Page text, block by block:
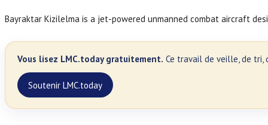
Bayraktar Kizilelma is a jet-powered unmanned combat aircraft
Vous lisez LMC.today gratuitement. Ce travail de veille, de tri,
Soutenir LMC.today